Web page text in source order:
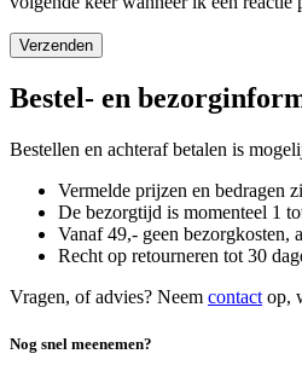
Bestel- en
Bestellen en achteraf betalen is
Vermelde prijzen en bedragen
De bezorgtijd is momenteel 1
Vanaf 49,- geen bezorgkosten,
Recht op retourneren tot 30
Vragen, of advies? Neem contact op,
Nog snel meenemen?